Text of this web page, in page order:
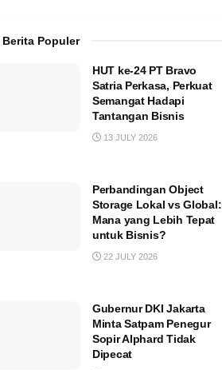
Berita Populer
HUT ke-24 PT Bravo
Satria Perkasa, Perkuat
Semangat Hadapi
Tantangan Bisnis
13 JULY 2026
Perbandingan Object
Storage Lokal vs Global:
Mana yang Lebih Tepat
untuk Bisnis?
22 JULY 2026
Gubernur DKI Jakarta
Minta Satpam Penegur
Sopir Alphard Tidak
Dipecat